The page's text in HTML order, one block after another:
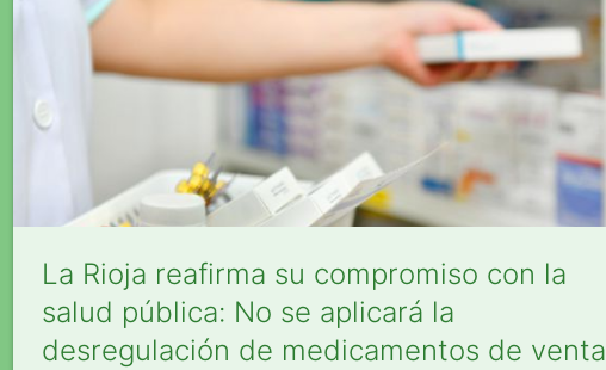
La Rioja reafirma su compromiso con la
salud pública: No se aplicará la
desregulación de medicamentos de venta